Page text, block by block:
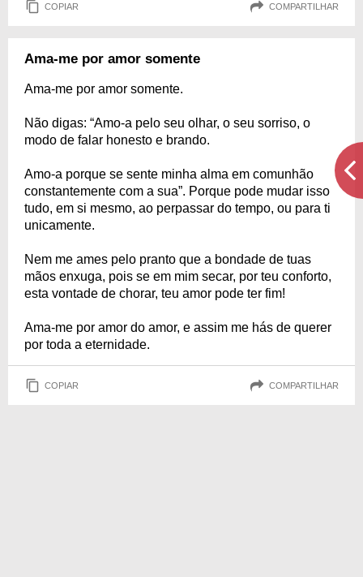
COPIAR COMPARTILHAR
Ama-me por amor somente
Ama-me por amor somente.
Não digas: “Amo-a pelo seu olhar, o seu sorriso, o
modo de falar honesto e brando.
Amo-a porque se sente minha alma em comunhão
constantemente com a sua”. Porque pode mudar isso
tudo, em si mesmo, ao perpassar do tempo, ou para ti
unicamente.
Nem me ames pelo pranto que a bondade de tuas
mãos enxuga, pois se em mim secar, por teu conforto,
esta vontade de chorar, teu amor pode ter fim!
Ama-me por amor do amor, e assim me hás de querer
por toda a eternidade.
COPIAR COMPARTILHAR